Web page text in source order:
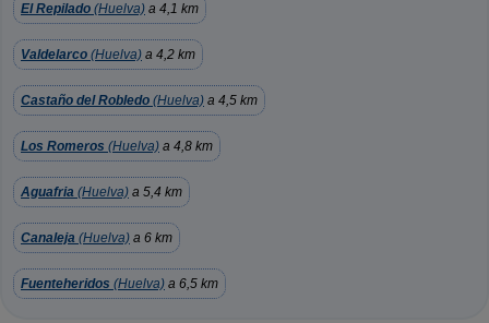
El Repilado (Huelva) a 4,1 km
Valdelarco (Huelva) a 4,2 km
Castaño del Robledo (Huelva) a 4,5 km
Los Romeros (Huelva) a 4,8 km
Aguafria (Huelva) a 5,4 km
Canaleja (Huelva) a 6 km
Fuenteheridos (Huelva) a 6,5 km